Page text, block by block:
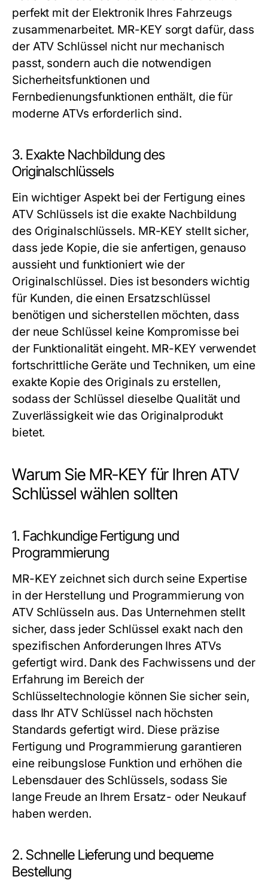
perfekt mit der Elektronik Ihres Fahrzeugs
zusammenarbeitet. MR-KEY sorgt dafür, dass
der ATV Schlüssel nicht nur mechanisch
passt, sondern auch die notwendigen
Sicherheitsfunktionen und
Fernbedienungsfunktionen enthält, die für
moderne ATVs erforderlich sind.
3. Exakte Nachbildung des
Originalschlüssels
Ein wichtiger Aspekt bei der Fertigung eines
ATV Schlüssels ist die exakte Nachbildung
des Originalschlüssels. MR-KEY stellt sicher,
dass jede Kopie, die sie anfertigen, genauso
aussieht und funktioniert wie der
Originalschlüssel. Dies ist besonders wichtig
für Kunden, die einen Ersatzschlüssel
benötigen und sicherstellen möchten, dass
der neue Schlüssel keine Kompromisse bei
der Funktionalität eingeht. MR-KEY verwendet
fortschrittliche Geräte und Techniken, um eine
exakte Kopie des Originals zu erstellen,
sodass der Schlüssel dieselbe Qualität und
Zuverlässigkeit wie das Originalprodukt
bietet.
Warum Sie MR-KEY für Ihren ATV
Schlüssel wählen sollten
1. Fachkundige Fertigung und
Programmierung
MR-KEY zeichnet sich durch seine Expertise
in der Herstellung und Programmierung von
ATV Schlüsseln aus. Das Unternehmen stellt
sicher, dass jeder Schlüssel exakt nach den
spezifischen Anforderungen Ihres ATVs
gefertigt wird. Dank des Fachwissens und der
Erfahrung im Bereich der
Schlüsseltechnologie können Sie sicher sein,
dass Ihr ATV Schlüssel nach höchsten
Standards gefertigt wird. Diese präzise
Fertigung und Programmierung garantieren
eine reibungslose Funktion und erhöhen die
Lebensdauer des Schlüssels, sodass Sie
lange Freude an Ihrem Ersatz- oder Neukauf
haben werden.
2. Schnelle Lieferung und bequeme
Bestellung